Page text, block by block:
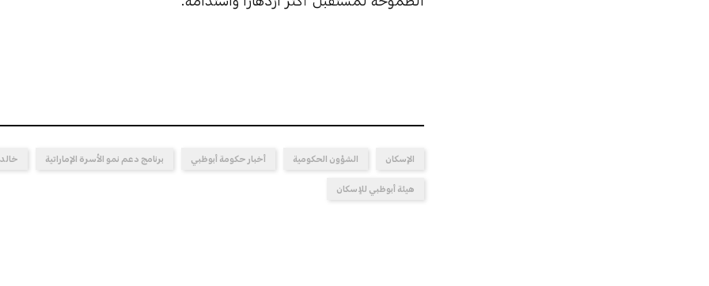
الإسكان الشؤون الحكومية أخبار حكومة أبوظبي برنامج دعم نمو الأسرة الإماراتية
هيئة أبوظبي للإسكان